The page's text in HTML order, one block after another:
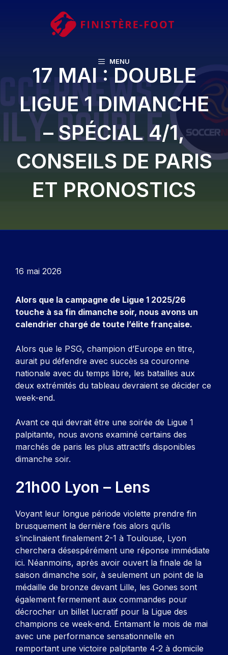
MENU
17 MAI : DOUBLE
LIGUE 1 DIMANCHE
– SPÉCIAL 4/1,
CONSEILS DE PARIS
ET PRONOSTICS
16 mai 2026
Alors que la campagne de Ligue 1 2025/26
touche à sa fin dimanche soir, nous avons un
calendrier chargé de toute l’élite française.
Alors que le PSG, champion d’Europe en titre,
aurait pu défendre avec succès sa couronne
nationale avec du temps libre, les batailles aux
deux extrémités du tableau devraient se décider ce
week-end.
Avant ce qui devrait être une soirée de Ligue 1
palpitante, nous avons examiné certains des
marchés de paris les plus attractifs disponibles
dimanche soir.
21h00 Lyon – Lens
Voyant leur longue période violette prendre fin
brusquement la dernière fois alors qu’ils
s’inclinaient finalement 2-1 à Toulouse, Lyon
cherchera désespérément une réponse immédiate
ici. Néanmoins, après avoir ouvert la finale de la
saison dimanche soir, à seulement un point de la
médaille de bronze devant Lille, les Gones sont
également fermement aux commandes pour
décrocher un billet lucratif pour la Ligue des
champions ce week-end. Entamant le mois de mai
avec une performance sensationnelle en
remportant une victoire palpitante 4-2 à domicile